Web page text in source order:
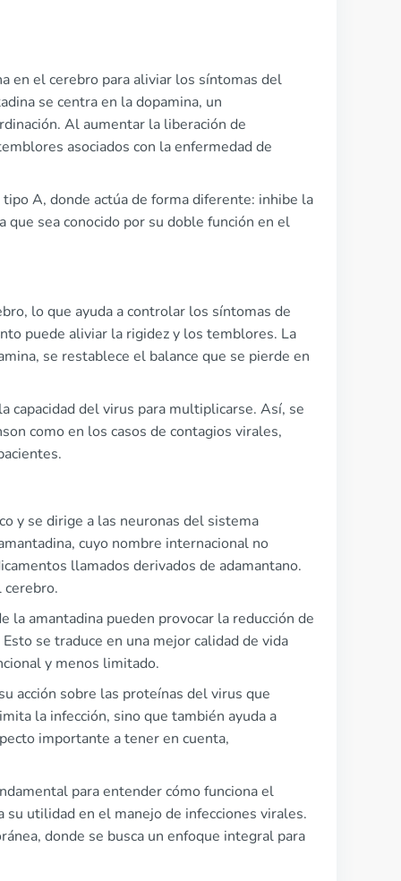
en el cerebro para aliviar los síntomas del
se centra en la dopamina, un
Al aumentar la liberación de
asociados con la enfermedad de
A, donde actúa de forma diferente: inhibe la
que sea conocido por su doble función en el
lo que ayuda a controlar los síntomas de
puede aliviar la rigidez y los temblores. La
se restablece el balance que se pierde en
capacidad del virus para multiplicarse. Así, se
como en los casos de contagios virales,
y se dirige a las neuronas del sistema
cuyo nombre internacional no
llamados derivados de adamantano.
cerebro.
la amantadina pueden provocar la reducción de
se traduce en una mejor calidad de vida
y menos limitado.
acción sobre las proteínas del virus que
la infección, sino que también ayuda a
importante a tener en cuenta,
para entender cómo funciona el
utilidad en el manejo de infecciones virales.
donde se busca un enfoque integral para